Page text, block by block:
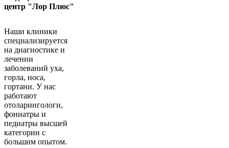
центр "Лор Плюс"
Наши клиники
специализируется
на диагностике и
лечении
заболеваний уха,
горла, носа,
гортани. У нас
работают
отоларингологи,
фониатры и
педиатры высшей
категории с
большим опытом.